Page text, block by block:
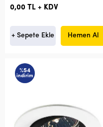
0,00 TL + KDV
+ Sepete Ekle Hemen Al
%54
indirim